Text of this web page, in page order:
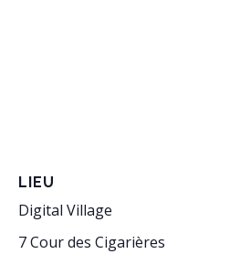
LIEU
Digital Village
7 Cour des Cigarières